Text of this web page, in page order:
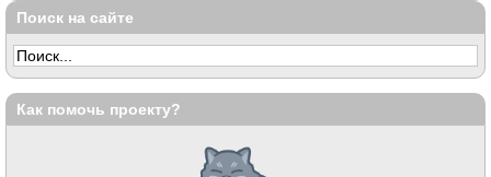
Поиск на сайте
Как помочь проекту?